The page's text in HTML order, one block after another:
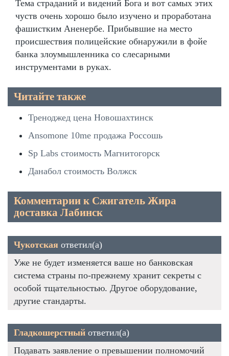
Тема страданий и видений Бога и вот самых этих
чуств очень хорошо было изучено и проработана
фашистким Аненербе. Прибывшие на место
происшествия полицейские обнаружили в фойе
банка злоумышленника со слесарными
инструментами в руках.
Читайте также
Треноджед цена Новошахтинск
Ansomone 10me продажа Россошь
Sp Labs стоимость Магнитогорск
Данабол стоимость Волжск
Комментарии к Сжигатель Жира
доставка Лабинск
Чукотская ответил(а)
Уже не будет изменяется ваше но банковская
система страны по-прежнему хранит секреты с
особой тщательностью. Другое оборудование,
другие стандарты.
Гладкошерстный ответил(а)
Подавать заявление о превышении полномочий